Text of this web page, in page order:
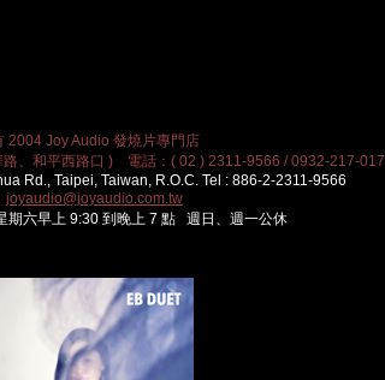
2004 Joy Audio 發燒片專門店
路、和平西路口 ) 電話：( 02 ) 2311-9566 / 0932-217-017
Rd., Taipei, Taiwan, R.O.C. Tel : 886-2-2311-9566
joyaudio@joyaudio.com.tw
期六早上 9:30 到晚上 7 點 週日、週一公休